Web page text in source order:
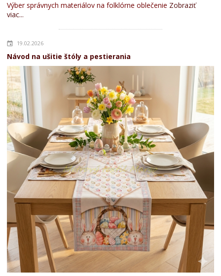
Výber správnych materiálov na folklórne oblečenie Zobraziť
viac...
19.02.2026
Návod na ušitie štóly a pestierania